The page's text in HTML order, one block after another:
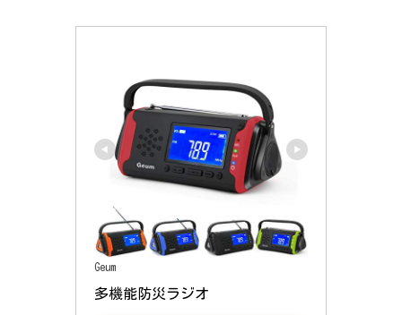
Geum
多機能防災ラジオ